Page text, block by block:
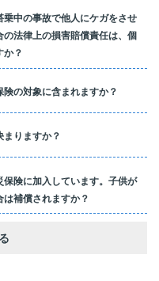
乗中の事故で他人にケガをさせ
法律上の損害賠償責任は、個
か？
険の対象に含まれますか？
まりますか？
保険に加入しています。子供が
補償されますか？